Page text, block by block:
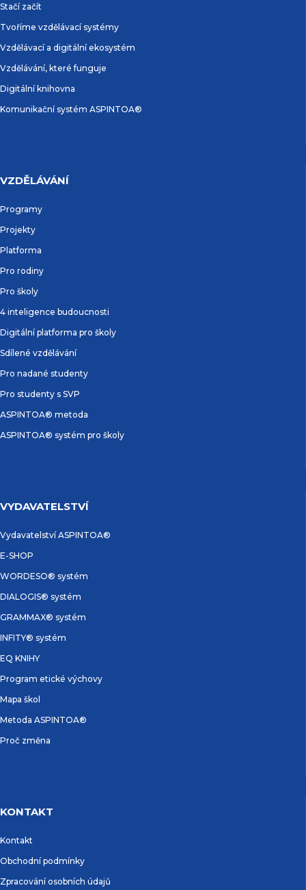
Stačí začít
Tvoříme vzdělávací systémy
Vzdělávací a digitální ekosystém
Vzdělávání, které funguje
Digitální knihovna
Komunikační systém ASPINTOA®
VZDĚLÁVÁNÍ
Programy
Projekty
Platforma
Pro rodiny
Pro školy
4 inteligence budoucnosti
Digitální platforma pro školy
Sdílené vzdělávání
Pro nadané studenty
Pro studenty s SVP
ASPINTOA® metoda
ASPINTOA® systém pro školy
VYDAVATELSTVÍ
Vydavatelství ASPINTOA®
E-SHOP
WORDESO® systém
DIALOGIS® systém
GRAMMAX® systém
INFITY® systém
EQ KNIHY
Program etické výchovy
Mapa škol
Metoda ASPINTOA®
Proč změna
KONTAKT
Kontakt
Obchodní podmínky
Zpracování osobních údajů